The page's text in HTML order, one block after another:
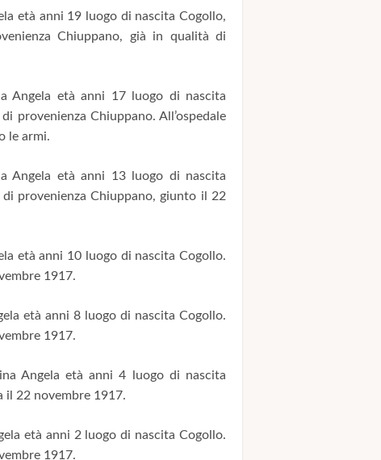
età anni 19 luogo di nascita Cogollo,
Chiuppano, già in qualità di
Angela età anni 17 luogo di nascita
provenienza Chiuppano. All’ospedale
le armi.
Angela età anni 13 luogo di nascita
provenienza Chiuppano, giunto il 22
età anni 10 luogo di nascita Cogollo.
1917.
età anni 8 luogo di nascita Cogollo.
1917.
Angela età anni 4 luogo di nascita
il 22 novembre 1917.
età anni 2 luogo di nascita Cogollo.
1917.